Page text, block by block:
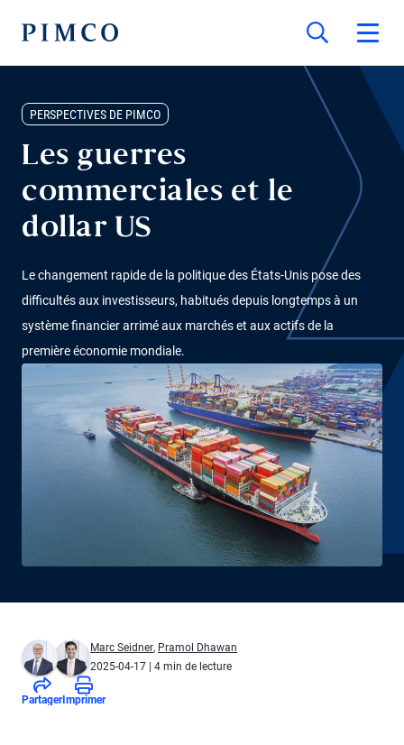
PERSPECTIVES DE PIMCO
Les guerres
commerciales et le
dollar US
Le changement rapide de la politique des États-Unis pose des
difficultés aux investisseurs, habitués depuis longtemps à un
système financier arrimé aux marchés et aux actifs de la
première économie mondiale.
Marc Seidner, Pramol Dhawan
2025-04-17 | 4 min de lecture
Partager Imprimer